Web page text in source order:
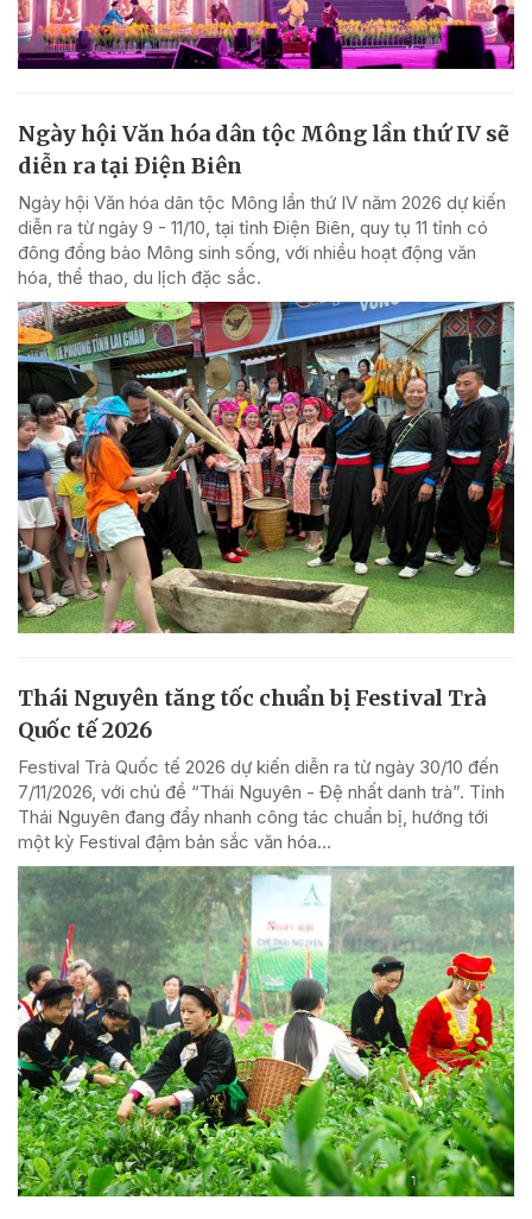
Ngày hội Văn hóa dân tộc Mông lần thứ IV sẽ
diễn ra tại Điện Biên
Ngày hội Văn hóa dân tộc Mông lần thứ IV năm 2026 dự kiến
diễn ra từ ngày 9 - 11/10, tại tỉnh Điện Biên, quy tụ 11 tỉnh có
đông đồng bào Mông sinh sống, với nhiều hoạt động văn
hóa, thể thao, du lịch đặc sắc.
Thái Nguyên tăng tốc chuẩn bị Festival Trà
Quốc tế 2026
Festival Trà Quốc tế 2026 dự kiến diễn ra từ ngày 30/10 đến
7/11/2026, với chủ đề “Thái Nguyên - Đệ nhất danh trà”. Tỉnh
Thái Nguyên đang đẩy nhanh công tác chuẩn bị, hướng tới
một kỳ Festival đậm bản sắc văn hóa...